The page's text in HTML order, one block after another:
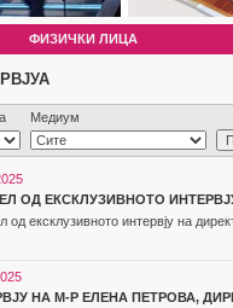
ФИЗИЧКИ ЛИЦА
Медиум
ОД ЕКСКЛУЗИВНОТО
од ексклузивното интервју на
НА М-Р ЕЛЕНА ПЕТРОВА,